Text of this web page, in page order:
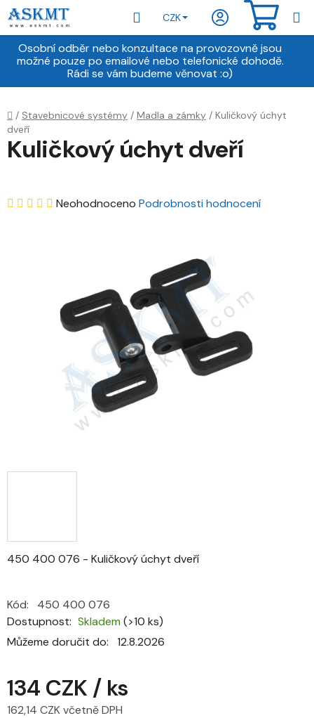
Přejít
na
obsah
Osobní odběr nebo konzultace na provozovně jsou
možné pouze po emailové nebo telefonické dohodě.
Rádi se vám budeme věnovat :o)
Hledat
CZK
Domů
/ Stavebnicové systémy / Madla a zámky / Kuličkový úchyt
dveří
450 400 076 - Kuličkový úchyt dveří
Dostupnost Skladem (>10 ks)
Můžeme doručit do:
12.8.2026
Kód: 450 400 076
134 CZK / ks
162,14 CZK včetně DPH
Kuličkový úchyt dveří
Průměrné
5
hvězdiček.
Neohodnoceno Podrobnosti hodnocení